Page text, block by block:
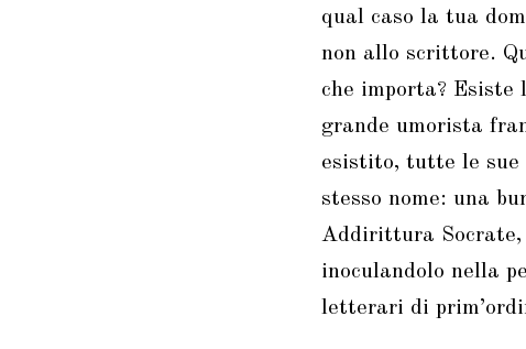
qual caso la tua
non allo scrittore.
che importa?
grande umorista
esistito, tutte le sue
stesso nome: una
Addirittura Socrate,
inoculandolo nella
letterari di